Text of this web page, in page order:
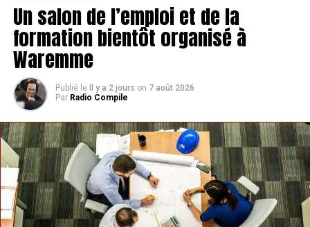
Un salon de l’emploi et de la
formation bientôt organisé à
Waremme
Publié le Il y a 2 jours on 7 août 2026
Par Radio Compile